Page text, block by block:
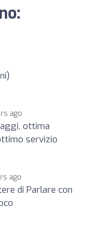
ago
ottima
servizio
ago
di Parlare con